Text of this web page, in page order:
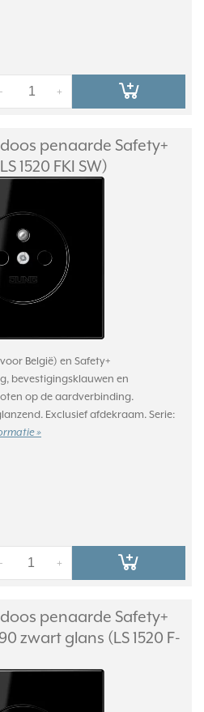
+
-
penaarde Safety+
1520 FKI SW)
België) en Safety+
bevestigingsklauwen en
op de aardverbinding.
Exclusief afdekraam. Serie:
»
+
-
penaarde Safety+
zwart glans (LS 1520 F-